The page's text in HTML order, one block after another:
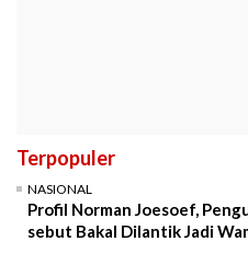
Terpopuler
NASIONAL
Profil Norman Joesoef,
sebut Bakal Dilantik Jadi